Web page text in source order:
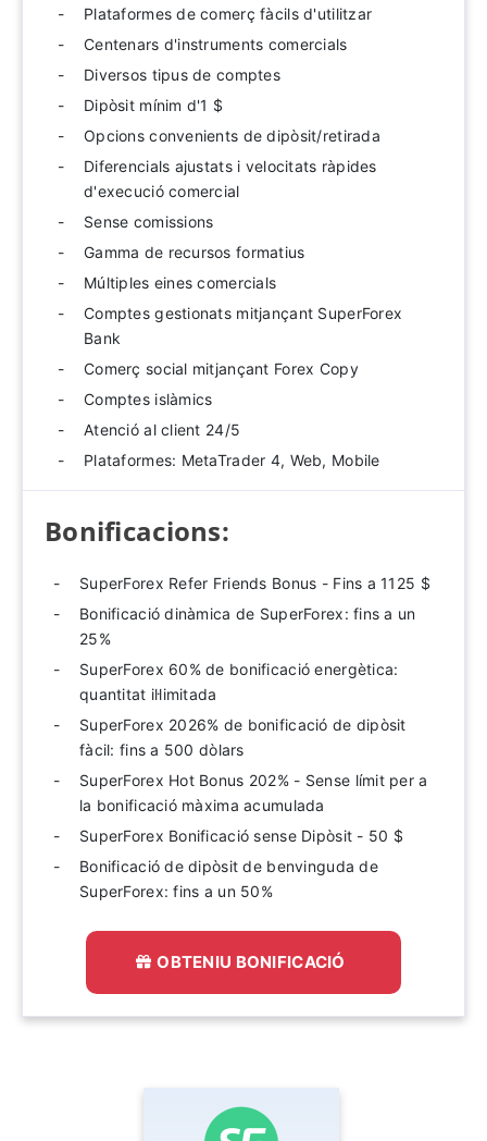
Plataformes de comerç fàcils d'utilitzar
Centenars d'instruments comercials
Diversos tipus de comptes
Dipòsit mínim d'1 $
Opcions convenients de dipòsit/retirada
Diferencials ajustats i velocitats ràpides
d'execució comercial
Sense comissions
Gamma de recursos formatius
Múltiples eines comercials
Comptes gestionats mitjançant SuperForex
Bank
Comerç social mitjançant Forex Copy
Comptes islàmics
Atenció al client 24/5
Plataformes: MetaTrader 4, Web, Mobile
Bonificacions:
SuperForex Refer Friends Bonus - Fins a 1125 $
Bonificació dinàmica de SuperForex: fins a un
25%
SuperForex 60% de bonificació energètica:
quantitat il·limitada
SuperForex 2026% de bonificació de dipòsit
fàcil: fins a 500 dòlars
SuperForex Hot Bonus 202% - Sense límit per a
la bonificació màxima acumulada
SuperForex Bonificació sense Dipòsit - 50 $
Bonificació de dipòsit de benvinguda de
SuperForex: fins a un 50%
OBTENIU BONIFICACIÓ